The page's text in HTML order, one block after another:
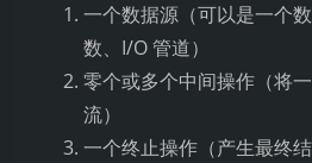
一个数据源（可以是一个
数、I/O 管道）
零个或多个中间操作（将
流）
一个终止操作（产生最终结